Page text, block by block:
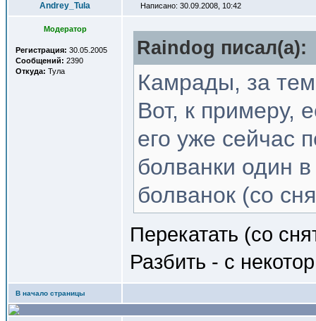
Andrey_Tula Написано: 30.09.2008, 10:42
Модератор
Регистрация: 30.05.2005
Сообщений: 2390
Откуда: Тула
Raindog писал(a):
Камрады, за
Вот, к примеру,
его уже сейчас
болванки один
болванок (со
Перекатать (со
Разбить - с
В начало страницы